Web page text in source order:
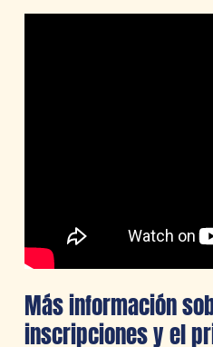
Más información
inscripciones y el